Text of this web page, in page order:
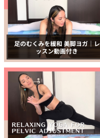
足のむくみを緩和 美脚ヨガ｜レ
ッスン動画付き